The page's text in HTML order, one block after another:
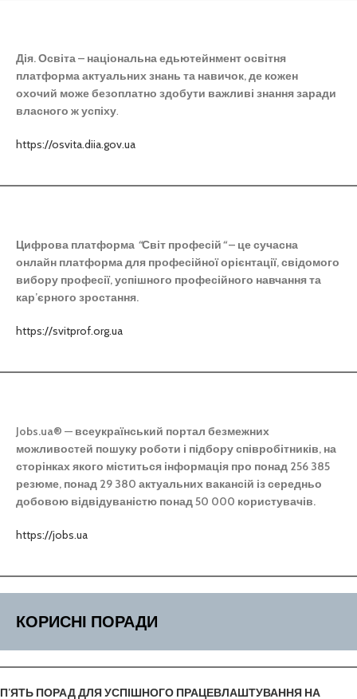
Дія. Освіта – національна едьютейнмент освітня
платформа актуальних знань та навичок, де кожен
охочий може безоплатно здобути важливі знання заради
власного ж успіху.
https://osvita.diia.gov.ua
Цифрова платформа “Світ професій“– це сучасна
онлайн платформа для професійної орієнтації, свідомого
вибору професії,успішного професійного навчання та
кар’єрного зростання.
https://svitprof.org.ua
Jobs.ua® — всеукраїнський портал безмежних
можливостей пошуку роботи і підбору співробітників, на
сторінках якого міститься інформація про понад 256 385
резюме, понад 29 380 актуальних вакансій із середньо
добовою відвідуваністю понад 50 000 користувачів.
https://jobs.ua
КОРИСНІ ПОРАДИ
П’ЯТЬ ПОРАД ДЛЯ УСПІШНОГО ПРАЦЕВЛАШТУВАННЯ НА